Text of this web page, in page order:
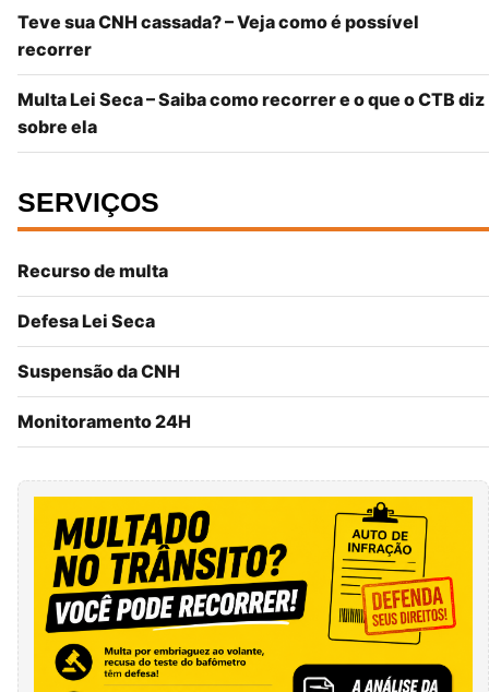
Teve sua CNH cassada? – Veja como é possível
recorrer
Multa Lei Seca – Saiba como recorrer e o que o CTB diz
sobre ela
SERVIÇOS
Recurso de multa
Defesa Lei Seca
Suspensão da CNH
Monitoramento 24H